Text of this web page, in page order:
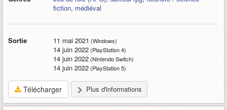
fiction, médiéval
Sortie 11 mai 2021 (Windows)
14 juin 2022(PlayStation 4)
14 juin 2022(Nintendo Switch)
14 juin 2022(PlayStation 5)
Télécharger Plus d'informations